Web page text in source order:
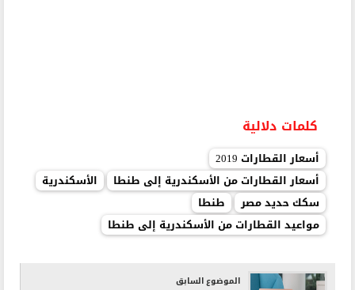
كلمات دلالية
أسعار القطارات 2019
أسعار القطارات من الأسكندرية إلى طنطا
الأسكندرية
سكك حديد مصر
طنطا
مواعيد القطارات من الأسكندرية إلى طنطا
الموضوع السابق